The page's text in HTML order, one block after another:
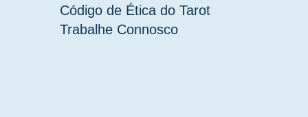
Código de Ética do Tarot
Trabalhe Connosco